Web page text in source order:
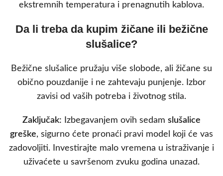
ekstremnih temperatura i prenagnutih kablova.
Da li treba da kupim žičane ili bežične
slušalice?
Bežične slušalice pružaju više slobode, ali žičane su
obično pouzdanije i ne zahtevaju punjenje. Izbor
zavisi od vaših potreba i životnog stila.
Zaključak: Izbegavanjem ovih sedam slušalice
greške, sigurno ćete pronaći pravi model koji će vas
zadovoljiti. Investirajte malo vremena u istraživanje i
uživaćete u savršenom zvuku godina unazad.